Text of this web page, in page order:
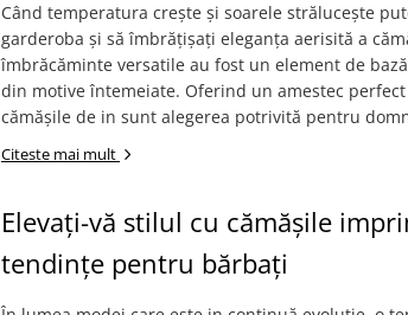
Când temperatura crește și soarele strălucește
garderoba și să îmbrățișați eleganța aerisită a
îmbrăcăminte versatile au fost un element de
din motive întemeiate. Oferind un amestec
cămășile de in sunt alegerea potrivită pentru
Citeste mai mult
Elevați-vă stilul cu cămășile
tendințe pentru bărbați